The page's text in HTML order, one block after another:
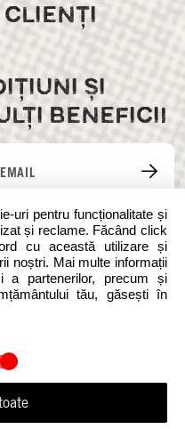
ȘI
BENEFICII
uri pentru funcționalitate și
și reclame. Făcând click
cu această utilizare și
noștri. Mai multe informații
a partenerilor, precum și
tău, găsești în